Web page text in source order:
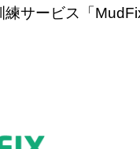
サービス「